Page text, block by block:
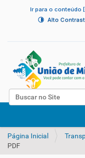
Ir para o conteúdo
Alto
Busca
v
Página Inicial
PDF